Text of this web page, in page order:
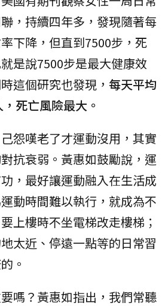
，持續四年多，發現隨著每
下降，但直到7500步，死
是說7500步是最大健康效
這個研究也發現， 每天平均
死亡風險最大。
怨嘆老了才運動沒用，其實
抗衰弱。黃惠如鼓勵說，運
，最好讓運動融入在生活成
動時間難以執行，就成為不
上樓時不坐電梯改走樓梯；
太近、停遠一點等的日常習
。
嗎？黃惠如指出，我們常聽